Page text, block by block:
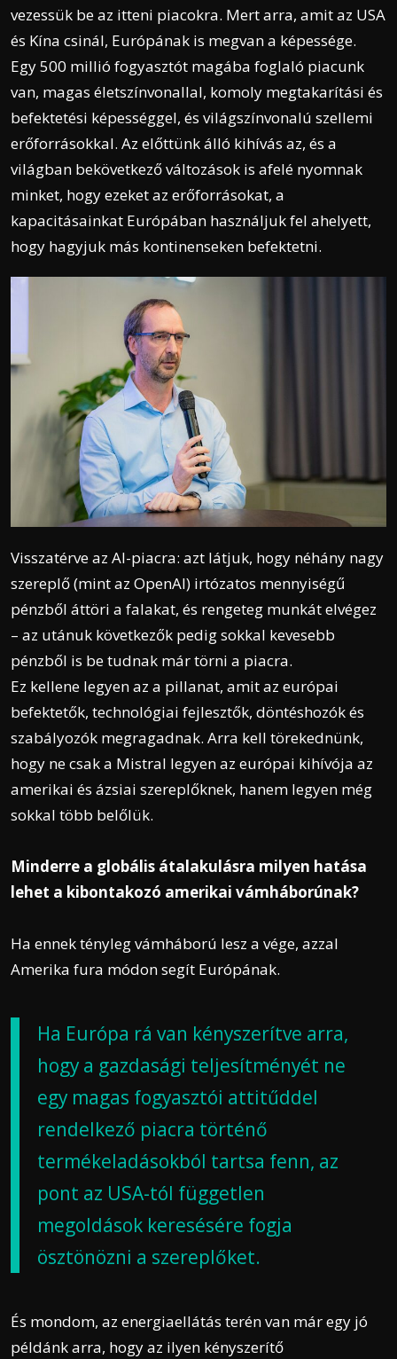
vezessük be az itteni piacokra. Mert arra, amit az USA
és Kína csinál, Európának is megvan a képessége.
Egy 500 millió fogyasztót magába foglaló piacunk
van, magas életszínvonallal, komoly megtakarítási és
befektetési képességgel, és világszínvonalú szellemi
erőforrásokkal. Az előttünk álló kihívás az, és a
világban bekövetkező változások is afelé nyomnak
minket, hogy ezeket az erőforrásokat, a
kapacitásainkat Európában használjuk fel ahelyett,
hogy hagyjuk más kontinenseken befektetni.
Visszatérve az AI-piacra: azt látjuk, hogy néhány nagy
szereplő (mint az OpenAI) irtózatos mennyiségű
pénzből áttöri a falakat, és rengeteg munkát elvégez
– az utánuk következők pedig sokkal kevesebb
pénzből is be tudnak már törni a piacra.
Ez kellene legyen az a pillanat, amit az európai
befektetők, technológiai fejlesztők, döntéshozók és
szabályozók megragadnak. Arra kell törekednünk,
hogy ne csak a Mistral legyen az európai kihívója az
amerikai és ázsiai szereplőknek, hanem legyen még
sokkal több belőlük.
Minderre a globális átalakulásra milyen hatása
lehet a kibontakozó amerikai vámháborúnak?
Ha ennek tényleg vámháború lesz a vége, azzal
Amerika fura módon segít Európának.
Ha Európa rá van kényszerítve arra,
hogy a gazdasági teljesítményét ne
egy magas fogyasztói attitűddel
rendelkező piacra történő
termékeladásokból tartsa fenn, az
pont az USA-tól független
megoldások keresésére fogja
ösztönözni a szereplőket.
És mondom, az energiaellátás terén van már egy jó
példánk arra, hogy az ilyen kényszerítő